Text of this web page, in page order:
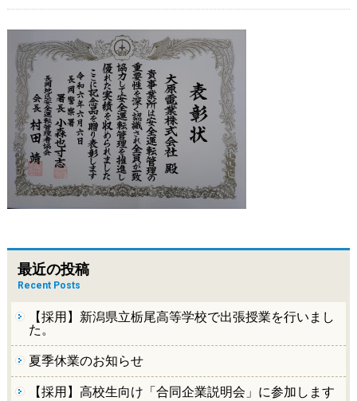
最近の投稿
Recent Posts
【採用】新潟県立栃尾高等学校で出張授業を行いまし
た。
夏季休業のお知らせ
【採用】高校生向け「合同企業説明会」に参加します